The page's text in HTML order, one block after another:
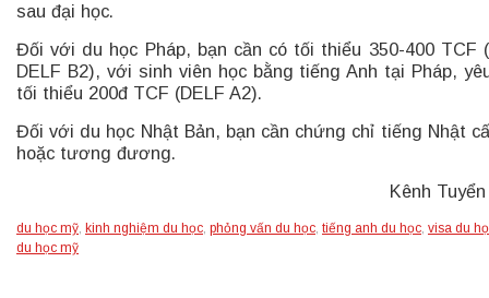
sau đại học.
Đối với du học Pháp, bạn cần có tối thiểu 350-400 TCF
DELF B2), với sinh viên học bằng tiếng Anh tại Pháp,
tối thiểu 200đ TCF (DELF A2).
Đối với du học Nhật Bản, bạn cần chứng chỉ tiếng Nhật
hoặc tương đương.
Kênh
du học mỹ, kinh nghiệm du học, phỏng vấn du học, tiếng anh du học, visa du
du học mỹ